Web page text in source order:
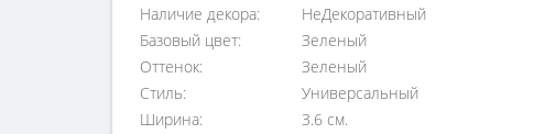
Наличие декора:
НеДекоративный
Базовый цвет:
Зеленый
Оттенок:
Зеленый
Стиль:
Универсальный
Ширина:
3.6 см.